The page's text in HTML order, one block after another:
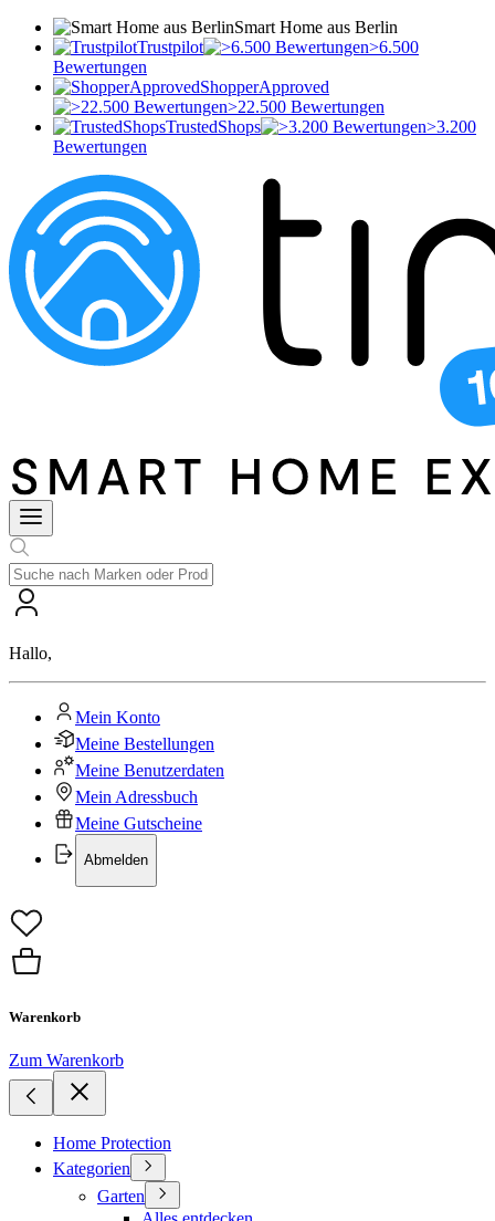
Smart Home aus Berlin
Trustpilot
>6.500
Bewertungen
ShopperApproved
>22.500 Bewertungen
TrustedShops
>3.200
Bewertungen
Hallo,
Mein Konto
Meine Bestellungen
Meine Benutzerdaten
Mein Adressbuch
Meine Gutscheine
Abmelden
Warenkorb
Zum Warenkorb
Home Protection
Kategorien
Garten